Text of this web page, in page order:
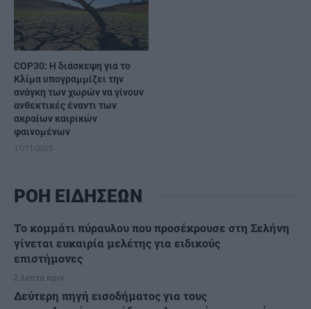
COP30: Η διάσκεψη για το
Κλίμα υπογραμμίζει την
ανάγκη των χωρών να γίνουν
ανθεκτικές έναντι των
ακραίων καιρικών
φαινομένων
11/11/2025
ΡΟΗ ΕΙΔΗΣΕΩΝ
Το κομμάτι πύραυλου που προσέκρουσε στη Σελήνη
γίνεται ευκαιρία μελέτης για ειδικούς
επιστήμονες
2 λεπτά πριν
Δεύτερη πηγή εισοδήματος για τους